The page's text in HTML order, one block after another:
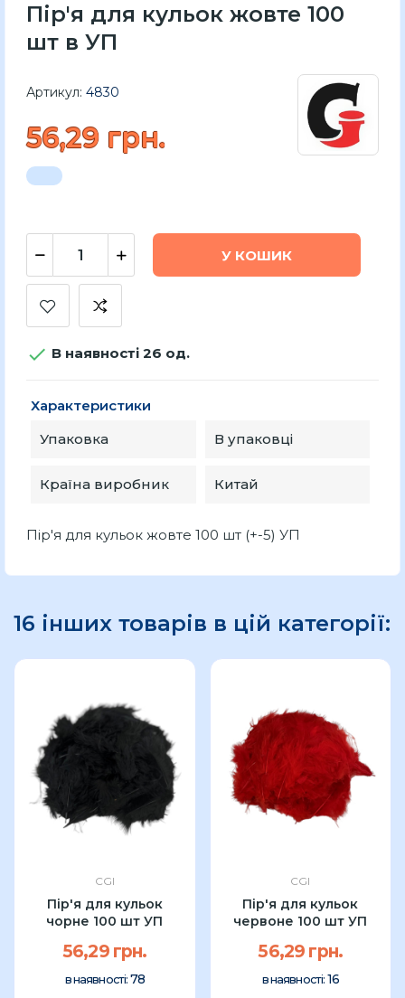
Пір'я для кульок жовте 100
шт в УП
Артикул: 4830
56,29 грн.
У КОШИК
 В наявності 26 од.
Характеристики
Упаковка
В упаковці
Країна виробник Китай
Пір'я для кульок жовте 100 шт (+-5) УП
16 інших товарів в цій категорії:
CGI
Пір'я для кульок
чорне 100 шт УП
56,29 грн.
в наявності: 78
CGI
Пір'я для кульок
червоне 100 шт УП
56,29 грн.
в наявності: 16